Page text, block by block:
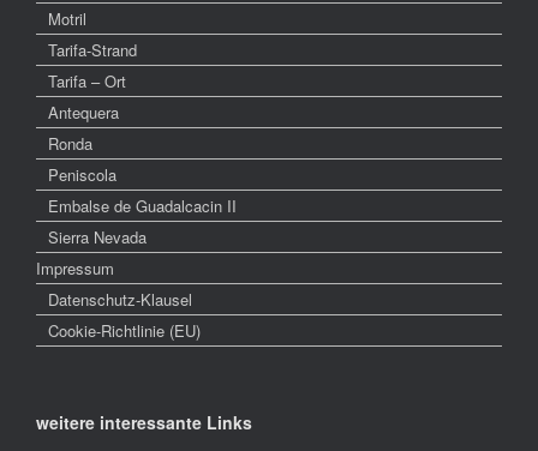
Motril
Tarifa-Strand
Tarifa – Ort
Antequera
Ronda
Peniscola
Embalse de Guadalcacin II
Sierra Nevada
Impressum
Datenschutz-Klausel
Cookie-Richtlinie (EU)
weitere interessante Links